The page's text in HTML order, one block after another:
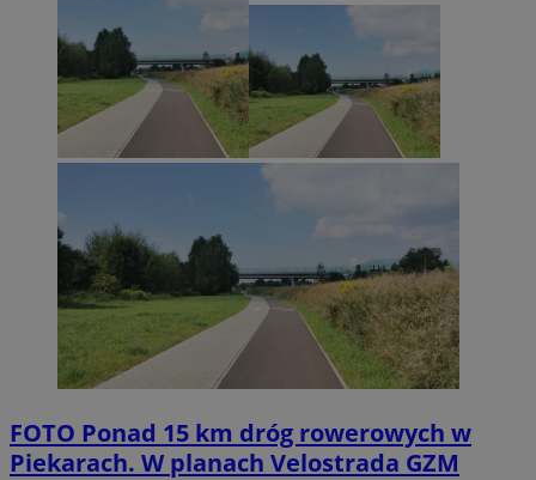
FOTO Ponad 15 km dróg rowerowych w
Piekarach. W planach Velostrada GZM